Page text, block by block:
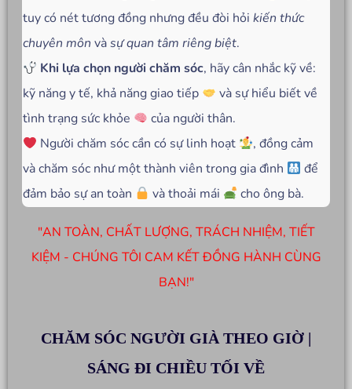
tuy có nét tương đồng nhưng đều đòi hỏi kiến thức
chuyên môn vàsự quan tâm riêng biệt.
Khi lựa chọn người chăm sóc, hãy cân nhắc kỹ về:
kỹ năng y tế, khả năng giao tiếp
và sự hiểu biết về
tình trạng sức khỏe
của người thân.
Người chăm sóc cần có sự linh hoạt
, đồng cảm
và chăm sóc như một thành viên trong gia đình
để
đảm bảo sự an toàn
và thoải mái cho ông bà.
"AN TOÀN, CHẤT LƯỢNG, TRÁCH NHIỆM, TIẾT
KIỆM - CHÚNG TÔI CAM KẾT ĐỒNG HÀNH CÙNG
BẠN!"
CHĂM SÓC NGƯỜI GIÀ THEO GIỜ |
SÁNG ĐI CHIỀU TỐI VỀ